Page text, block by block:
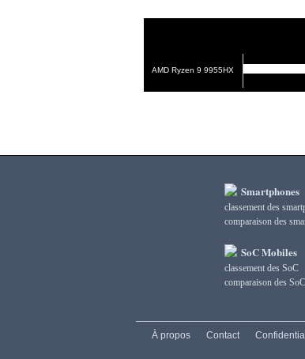
AMD Ryzen 9 9955HX
Smartphones
classement des
сomparaison des
SoC Mobiles
classement des SoC
сomparaison des SoC
À propos Contact